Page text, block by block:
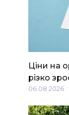
Ціни на
різко
06.08.2026